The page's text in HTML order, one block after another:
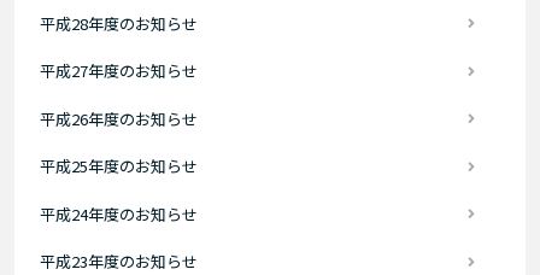
平成28年度のお知らせ
平成27年度のお知らせ
平成26年度のお知らせ
平成25年度のお知らせ
平成24年度のお知らせ
平成23年度のお知らせ